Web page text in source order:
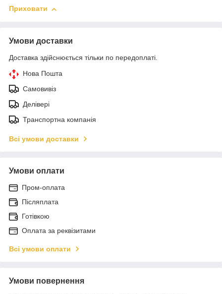
Приховати
Умови доставки
Доставка здійснюється тільки по передоплаті.
Нова Пошта
Самовивіз
Делівері
Транспортна компанія
Всі умови доставки
Умови оплати
Пром-оплата
Післяплата
Готівкою
Оплата за реквізитами
Всі умови оплати
Умови повернення